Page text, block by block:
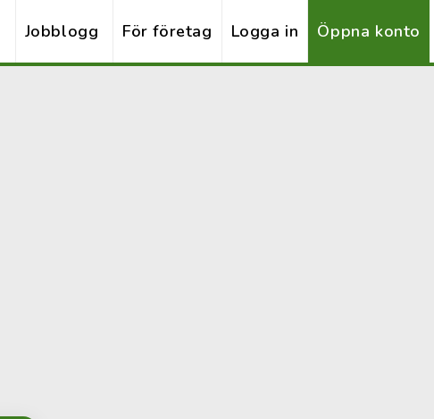
Jobblogg För företag Logga in Öppna konto